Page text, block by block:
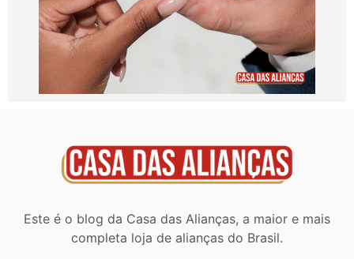
Este é o blog da Casa das Alianças, a maior e mais
completa loja de alianças do Brasil.